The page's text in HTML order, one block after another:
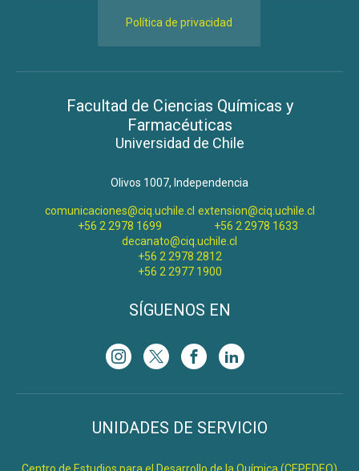
Política de privacidad
Facultad de Ciencias Químicas y
Farmacéuticas
Universidad de Chile
Olivos 1007, Independencia
comunicaciones@ciq.uchile.cl
+56 2 2978 1699
extension@ciq.uchile.cl
+56 2 2978 1633
decanato@ciq.uchile.cl
+56 2 2978 2812
+56 2 2977 1900
SÍGUENOS EN
UNIDADES DE SERVICIO
Centro de Estudios para el Desarrollo de la Química (CEPEDEQ)